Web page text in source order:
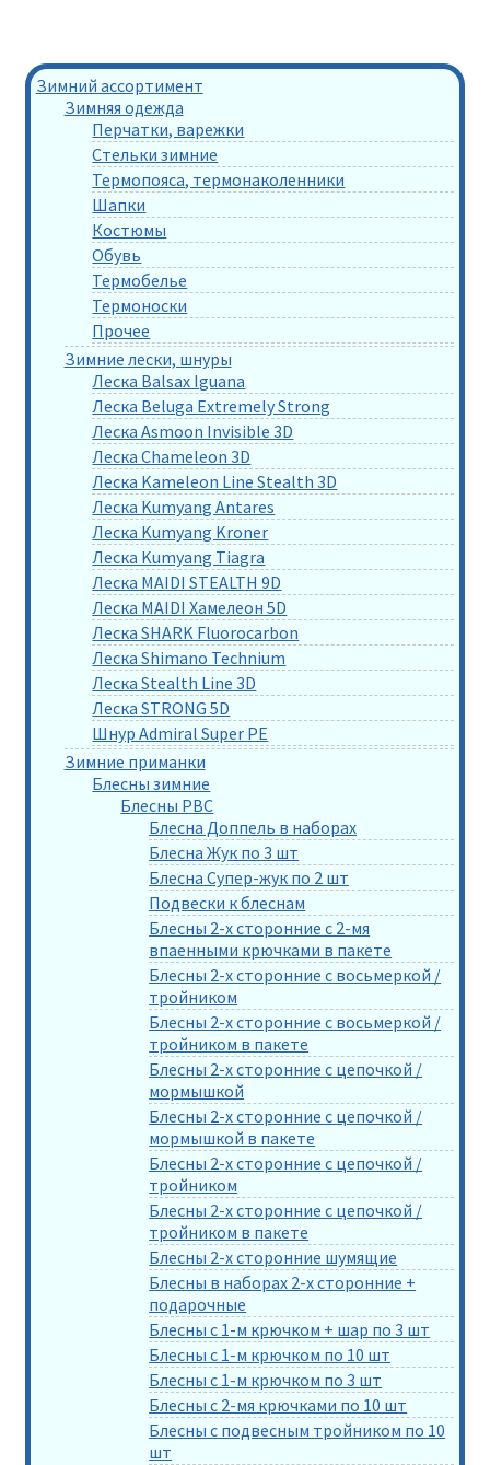
Зимний ассортимент
Зимняя одежда
Перчатки, варежки
Стельки зимние
Термопояса, термонаколенники
Шапки
Костюмы
Обувь
Термобелье
Термоноски
Прочее
Зимние лески, шнуры
Леска Balsax Iguana
Леска Beluga Extremely Strong
Леска Asmoon Invisible 3D
Леска Chameleon 3D
Леска Kameleon Line Stealth 3D
Леска Kumyang Antares
Леска Kumyang Kroner
Леска Kumyang Tiagra
Леска MAIDI STEALTH 9D
Леска MAIDI Хамелеон 5D
Леска SHARK Fluorocarbon
Леска Shimano Technium
Леска Stealth Line 3D
Леска STRONG 5D
Шнур Admiral Super PE
Зимние приманки
Блесны зимние
Блесны РВС
Блесна Доппель в наборах
Блесна Жук по 3 шт
Блесна Супер-жук по 2 шт
Подвески к блеснам
Блесны 2-х сторонние с 2-мя
впаенными крючками в пакете
Блесны 2-х сторонние с восьмеркой /
тройником
Блесны 2-х сторонние с восьмеркой /
тройником в пакете
Блесны 2-х сторонние с цепочкой /
мормышкой
Блесны 2-х сторонние с цепочкой /
мормышкой в пакете
Блесны 2-х сторонние с цепочкой /
тройником
Блесны 2-х сторонние с цепочкой /
тройником в пакете
Блесны 2-х сторонние шумящие
Блесны в наборах 2-х сторонние +
подарочные
Блесны с 1-м крючком + шар по 3 шт
Блесны с 1-м крючком по 10 шт
Блесны с 1-м крючком по 3 шт
Блесны с 2-мя крючками по 10 шт
Блесны с подвесным тройником по 10
шт